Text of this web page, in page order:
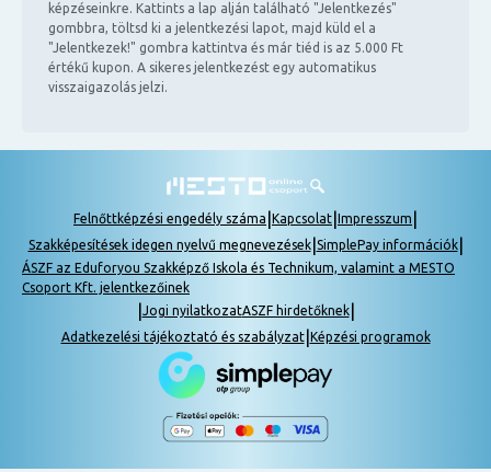
képzéseinkre. Kattints a lap alján található "Jelentkezés"
gombbra, töltsd ki a jelentkezési lapot, majd küld el a
"Jelentkezek!" gombra kattintva és már tiéd is az 5.000 Ft
értékű kupon. A sikeres jelentkezést egy automatikus
visszaigazolás jelzi.
Felnőttképzési engedély száma Kapcsolat Impresszum
Szakképesítések idegen nyelvű megnevezések| SimplePay információk|
ÁSZF az Eduforyou Szakképző Iskola és Technikum, valamint a MESTO
Csoport Kft. jelentkezőinek
Jogi nyilatkozatASZF hirdetőknek|
Adatkezelési tájékoztató és szabályzat| Képzési programok